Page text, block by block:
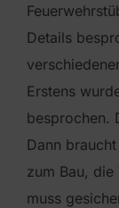
Details
Erstens
besprochen.
Dann
zum Bau,
muss